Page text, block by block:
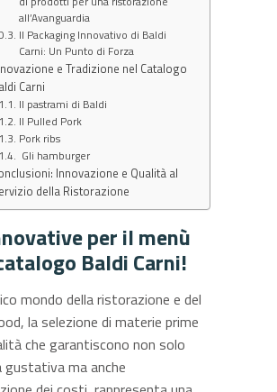
all’Avanguardia
Il Packaging Innovativo di Baldi
Carni: Un Punto di Forza
e Tradizione nel Catalogo
Carni
Il pastrami di Baldi
Il Pulled Pork
Pork ribs
Gli hamburger
Innovazione e Qualità al
della Ristorazione
per il menù
Baldi Carni!
mondo della ristorazione e del
la selezione di materie prime
che garantiscono non solo
gustativa ma anche